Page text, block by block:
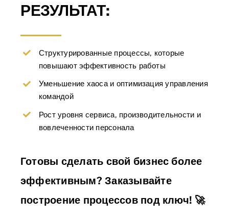
РЕЗУЛЬТАТ:
Структурированные процессы, которые
повышают эффективность работы
Уменьшение хаоса и оптимизация управления
командой
Рост уровня сервиса, производительности и
вовлеченности персонала
Готовы сделать свой бизнес более
эффективным? Заказывайте
построение процессов под ключ! 🚀